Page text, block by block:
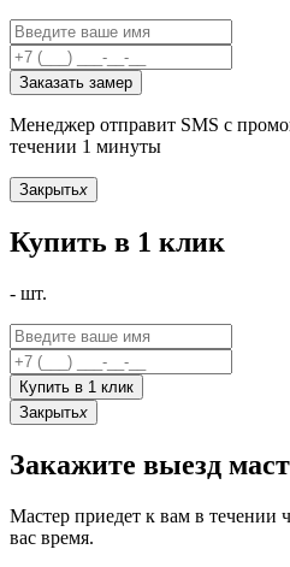
Заказать замер
Менеджер отправит SMS с
течении 1 минуты
Закрытьx
Купить в 1 клик
- шт.
Купить в 1 клик
Закрытьx
Закажите выезд
Мастер приедет к вам в течении
вас время.